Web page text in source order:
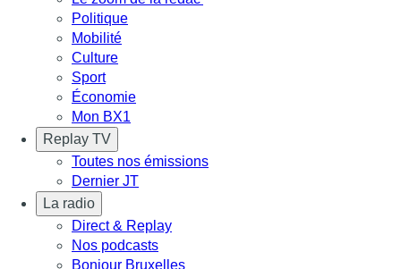
Politique
Mobilité
Culture
Sport
Économie
Mon BX1
Replay TV
Toutes nos émissions
Dernier JT
La radio
Direct & Replay
Nos podcasts
Bonjour Bruxelles